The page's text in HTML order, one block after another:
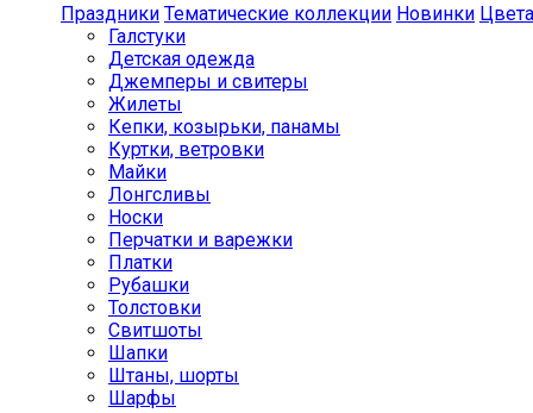
Праздники Тематические коллекции Новинки Цвета
Галстуки
Детская одежда
Джемперы и свитеры
Жилеты
Кепки, козырьки, панамы
Куртки, ветровки
Майки
Лонгсливы
Носки
Перчатки и варежки
Платки
Рубашки
Толстовки
Свитшоты
Шапки
Штаны, шорты
Шарфы